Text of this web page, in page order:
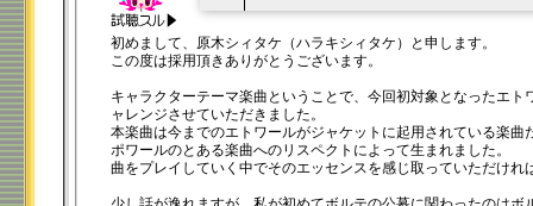
初めまして、原木シィタケ（ハラキシィタケ）と申します。
この度は採用頂きありがとうございます。
キャラクターテーマ楽曲ということで、今回初対象となったエト
ャレンジさせていただきました。
本楽曲は今までのエトワールがジャケットに起用されている楽曲
ポワールのとある楽曲へのリスペクトによって生まれました。
曲をプレイしていく中でそのエッセンスを感じ取っていただけれ